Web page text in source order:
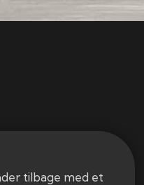
tilbage med et